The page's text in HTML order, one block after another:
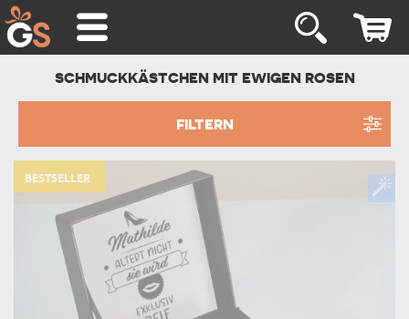
SCHMUCKKÄSTCHEN MIT EWIGEN ROSEN
FILTERN
BESTSELLER